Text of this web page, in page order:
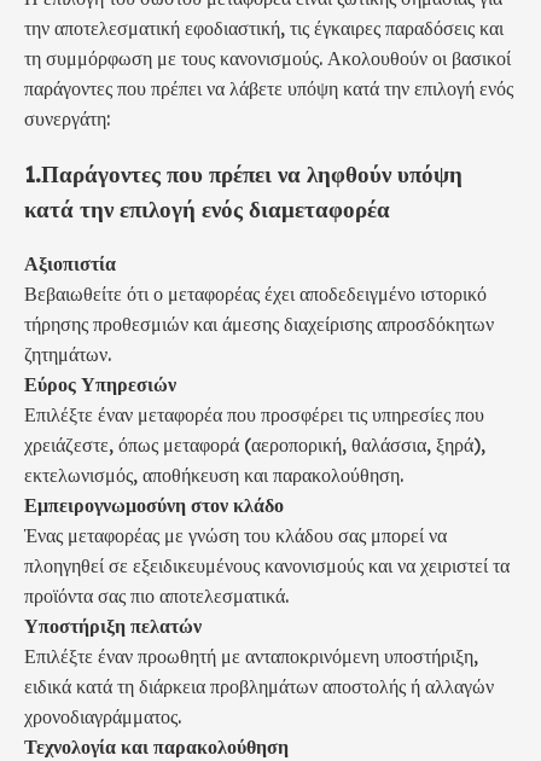
την αποτελεσματική εφοδιαστική, τις έγκαιρες παραδόσεις και
τη συμμόρφωση με τους κανονισμούς. Ακολουθούν οι βασικοί
παράγοντες που πρέπει να λάβετε υπόψη κατά την επιλογή ενός
συνεργάτη:
1.Παράγοντες που πρέπει να ληφθούν υπόψη
κατά την επιλογή ενός διαμεταφορέα
Αξιοπιστία
Βεβαιωθείτε ότι ο μεταφορέας έχει αποδεδειγμένο ιστορικό
τήρησης προθεσμιών και άμεσης διαχείρισης απροσδόκητων
ζητημάτων.
Εύρος Υπηρεσιών
Επιλέξτε έναν μεταφορέα που προσφέρει τις υπηρεσίες που
χρειάζεστε, όπως μεταφορά (αεροπορική, θαλάσσια, ξηρά),
εκτελωνισμός, αποθήκευση και παρακολούθηση.
Εμπειρογνωμοσύνη στον κλάδο
Ένας μεταφορέας με γνώση του κλάδου σας μπορεί να
πλοηγηθεί σε εξειδικευμένους κανονισμούς και να χειριστεί τα
προϊόντα σας πιο αποτελεσματικά.
Υποστήριξη πελατών
Επιλέξτε έναν προωθητή με ανταποκρινόμενη υποστήριξη,
ειδικά κατά τη διάρκεια προβλημάτων αποστολής ή αλλαγών
χρονοδιαγράμματος.
Τεχνολογία και παρακολούθηση